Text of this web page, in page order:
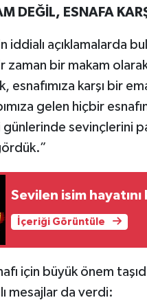
DEĞİL, ESNAFA
iddialı açıklamalarda
zaman bir makam
esnafımıza karşı bir
gelen hiçbir
sevinçlerini
Sevilen isim
İçeriği Görüntüle
için büyük önem
mesajlar da verdi: